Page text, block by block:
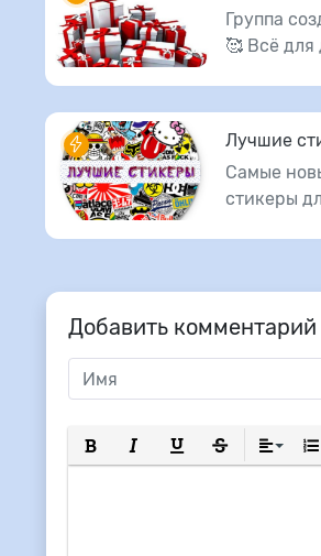
Группа
🥰 Всё для
Лучшие
Самые
стикеры
Добавить комментарий
Полужирный
КурсивПодчеркнутый
Зачеркнутый